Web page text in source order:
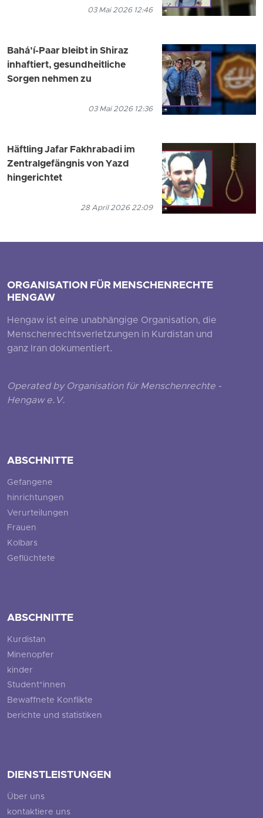
03 Mai 2026 12:46
Bahá’í-Paar bleibt in Shiraz
inhaftiert, gesundheitliche
Sorgen nehmen zu
03 Mai 2026 12:36
Häftling Jafar Fakhrabadi im
Zentralgefängnis von Yazd
hingerichtet
28 April 2026 22:09
ORGANISATION FÜR MENSCHENRECHTE
HENGAW
Hengaw ist eine unabhängige Organisation, die
Menschenrechtsverletzungen in Kurdistan und
ganz Iran dokumentiert.
Operated by Organisation für Menschenrechte -
Hengaw e.V.
ABSCHNITTE
Gefangene
hinrichtungen
Verurteilungen
Frauen
Kolbars
Geflüchtete
ABSCHNITTE
Kurdistan
Minenopfer
kinder
Student*innen
Bewaffnete Konflikte
berichte und statistiken
DIENSTLEISTUNGEN
Über uns
kontaktiere uns